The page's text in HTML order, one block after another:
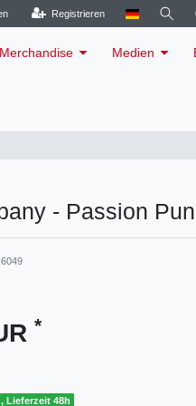
Registrieren
Merchandise Medien
- Passion
*
Lieferzeit 48h